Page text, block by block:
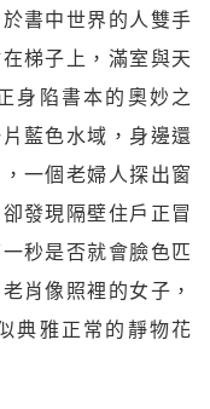
書中世界的人雙手
梯子上，滿室與天
身陷書本的奧妙之
藍色水域，身邊還
一個老婦人探出窗
發現隔壁住戶正冒
秒是否就會臉色匹
肖像照裡的女子，
典雅正常的靜物花